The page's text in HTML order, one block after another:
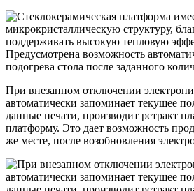
При внезапном отключении
автоматически запоминает текущее
данные печати, производит ретракт
платформу. Это дает возможность
же месте, после возобновления